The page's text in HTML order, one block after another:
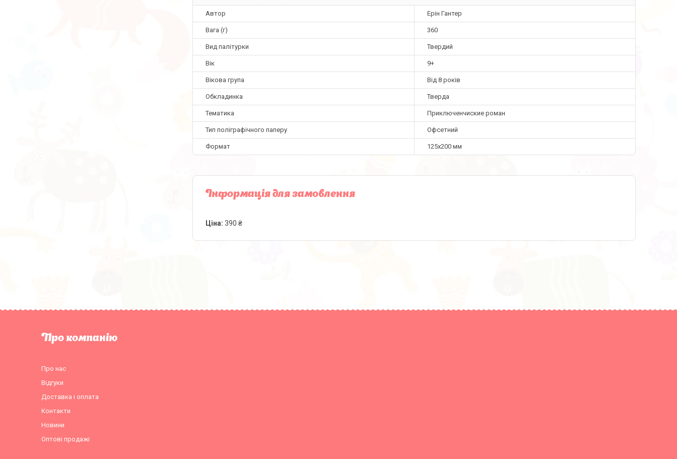
Автор Ерін Гантер
Вага (г) 360
Вид палітурки Твердий
Вік 9+
Вікова група Від 8 років
Обкладинка Тверда
Тематика Приключенчиские роман
Тип поліграфічного паперу Офсетний
Формат 125х200 мм
Інформація для замовлення
Ціна: 390 ₴
Про компанію
Про нас
Відгуки
Доставка і оплата
Контакти
Новини
Оптові продажі